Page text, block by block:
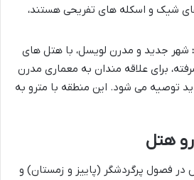
شیک و اسکله های تفریحی هستند،
شهر جدید و مدرن لویسل، با هتل های
برای علاقه مندان به معماری مدرن
توصیه می شود. این منطقه با مترو به
هتل
فصول پرگردشگر (پاییز و زمستان) و